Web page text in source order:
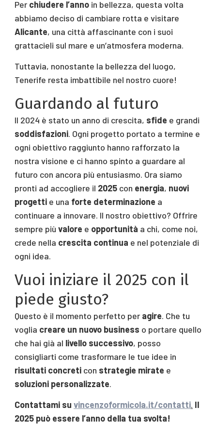
Per chiudere l’anno in bellezza, questa volta
abbiamo deciso di cambiare rotta e visitare
Alicante, una città affascinante con i suoi
grattacieli sul mare e un’atmosfera moderna.
Tuttavia, nonostante la bellezza del luogo,
Tenerife resta imbattibile nel nostro cuore!
Guardando al futuro
Il 2024 è stato un anno di crescita, sfide e grandi
soddisfazioni. Ogni progetto portato a termine e
ogni obiettivo raggiunto hanno rafforzato la
nostra visione e ci hanno spinto a guardare al
futuro con ancora più entusiasmo. Ora siamo
pronti ad accogliere il 2025 con energia, nuovi
progetti e una forte determinazione a
continuare a innovare. Il nostro obiettivo? Offrire
sempre più valore e opportunità a chi, come noi,
crede nella crescita continua e nel potenziale di
ogni idea.
Vuoi iniziare il 2025 con il
piede giusto?
Questo è il momento perfetto per agire. Che tu
voglia creare un nuovo business o portare quello
che hai già al livello successivo, posso
consigliarti come trasformare le tue idee in
risultati concreti con strategie mirate e
soluzioni personalizzate.
Contattami su vincenzoformicola.it/contatti. Il
2025 può essere l’anno della tua svolta!